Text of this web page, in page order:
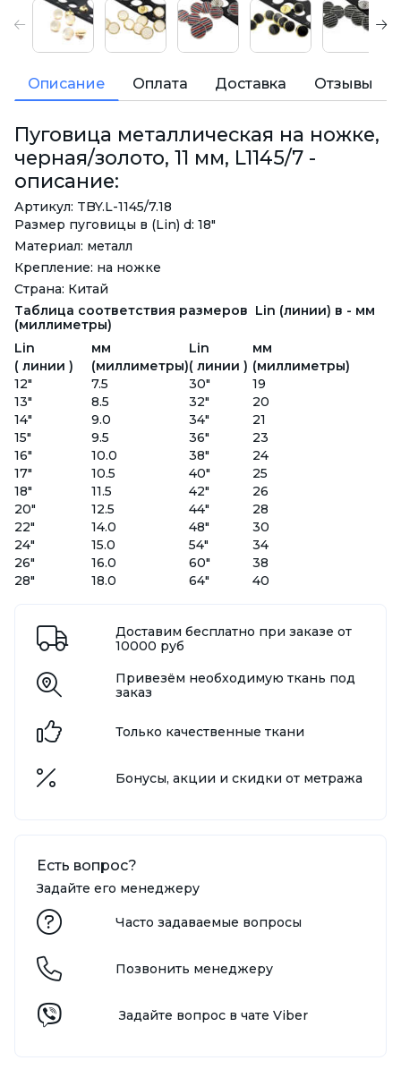
Описание Оплата Доставка Отзывы
Пуговица металлическая на ножке,
черная/золото, 11 мм, L1145/7 -
описание:
Артикул: TBY.L-1145/7.18
Размер пуговицы в (Lin) d: 18"
Материал: металл
Крепление: на ножке
Страна: Китай
Таблица соответствия размеров Lin (линии) в - мм
(миллиметры)
Lin
мм Lin
мм
( линии )
(миллиметры)( линии ) (миллиметры)
12"
7.5 30"
19
13"
8.5 32"
20
14"
9.0 34"
21
15"
9.5 36"
23
16"
10.0 38"
24
17"
10.5 40"
25
18"
11.5 42"
26
20"
12.5 44"
28
22"
14.0 48"
30
24"
15.0 54"
34
26"
16.0 60"
38
28"
18.0 64" 40
Доставим бесплатно при заказе от
10000 руб
Привезём необходимую ткань под
заказ
Только качественные ткани
Бонусы, акции и скидки от метража
Есть вопрос?
Задайте его менеджеру
Часто задаваемые вопросы
Позвонить менеджеру
Задайте вопрос в чате Viber